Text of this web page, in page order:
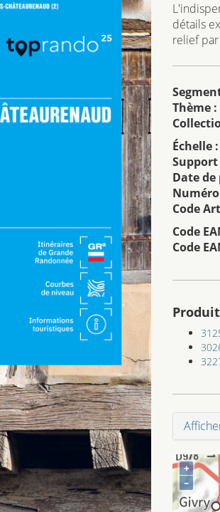
détails
relief
Thème :
Échelle :
Support
Date
Code
Code
Code
+
–